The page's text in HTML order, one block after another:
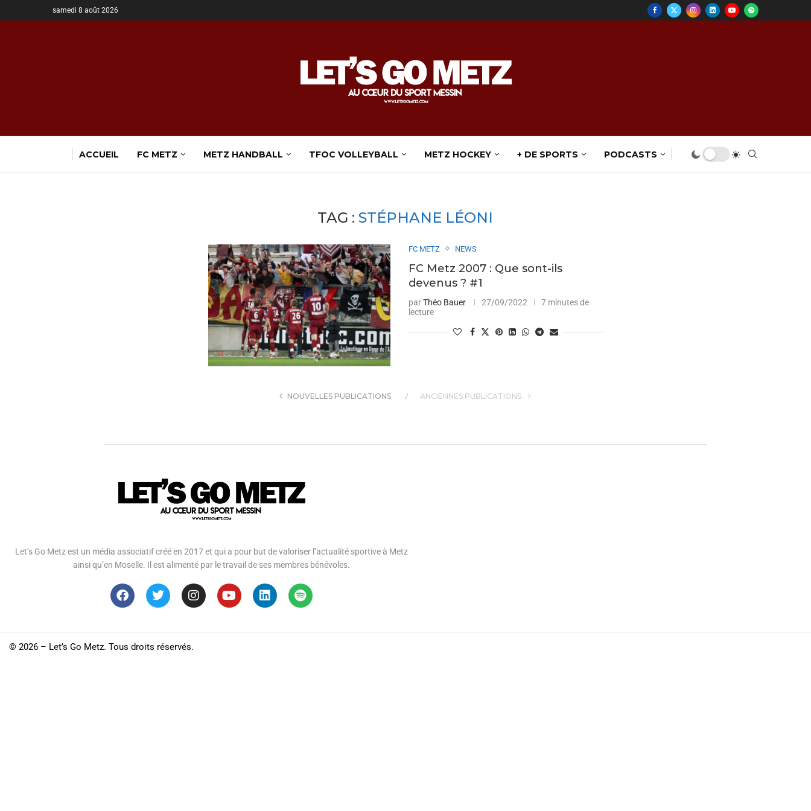
samedi 8 août 2026
ACCUEIL FC METZ METZ HANDBALL TFOC VOLLEYBALL METZ HOCKEY + DE SPORTS PODCASTS
TAG :STÉPHANE LÉONI
FC METZ NEWS
FC Metz 2007 : Que sont-ils
devenus ? #1
parThéo Bauer 27/09/2022
7 minutes de
lecture
NOUVELLES PUBLICATIONS ANCIENNES PUBLICATIONS
Let’s Go Metz est un média associatif créé en 2017 et qui a pour but de valoriser l’actualité sportive à Metz
ainsi qu’en Moselle. Il est alimenté par le travail de ses membres bénévoles.
© 2026 – Let’s Go Metz. Tous droits réservés.